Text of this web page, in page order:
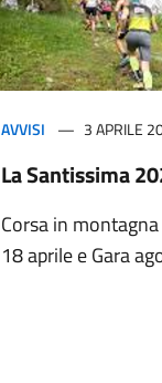
AVVISI 3 APRILE
La Santissima
Corsa in
18 aprile e Gara